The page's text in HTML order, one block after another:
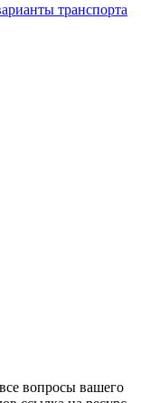
транспорта
вопросы вашего